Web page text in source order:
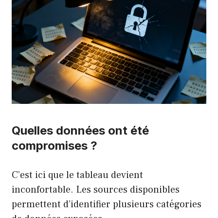
Quelles données ont été
compromises ?
C’est ici que le tableau devient
inconfortable. Les sources disponibles
permettent d’identifier plusieurs catégories